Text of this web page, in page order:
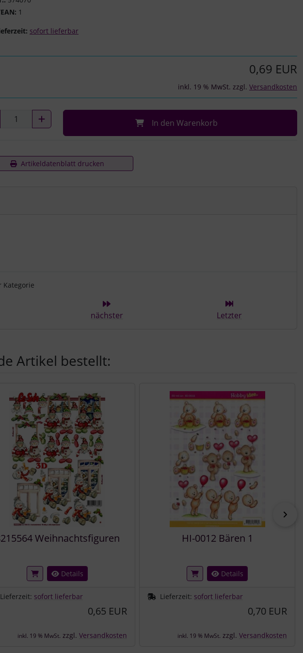
1
sofort lieferbar
0,69 EUR
inkl. 19 % MwSt. zzgl. Versandkosten
In den Warenkorb
Artikeldatenblatt drucken
innerhalb dieser Kategorie
Kategorie
nächster Letzter
Artikel bestellt:
Weihnachtsfiguren
Details
Lieferzeit: sofort lieferbar
0,65 EUR
inkl. 19 % MwSt. zzgl. Versandkosten
HI-0012 Bären 1
Details
Lieferzeit: sofort lieferbar
0,70 EUR
inkl. 19 % MwSt. zzgl. Versandkosten